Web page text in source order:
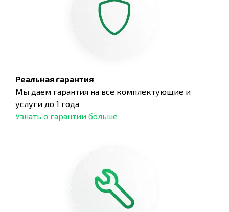
Реальная гарантия
Мы даем гарантия на все комплектующие и
услуги до 1 года
Узнать о гарантии больше